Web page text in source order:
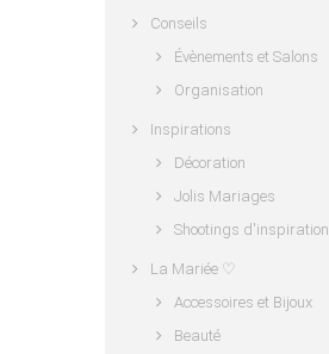
Conseils
Évènements et Salons
Organisation
Inspirations
Décoration
Jolis Mariages
Shootings d'inspiration
La Mariée ♡
Accessoires et Bijoux
Beauté